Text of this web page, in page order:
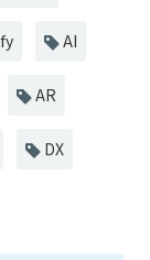
AI
AR
DX